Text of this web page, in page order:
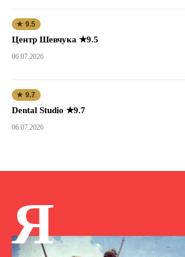
★ 9.5
Центр Шевчука ★9.5
06.07.2026
★ 9.7
Dental Studio ★9.7
06.07.2026
Я